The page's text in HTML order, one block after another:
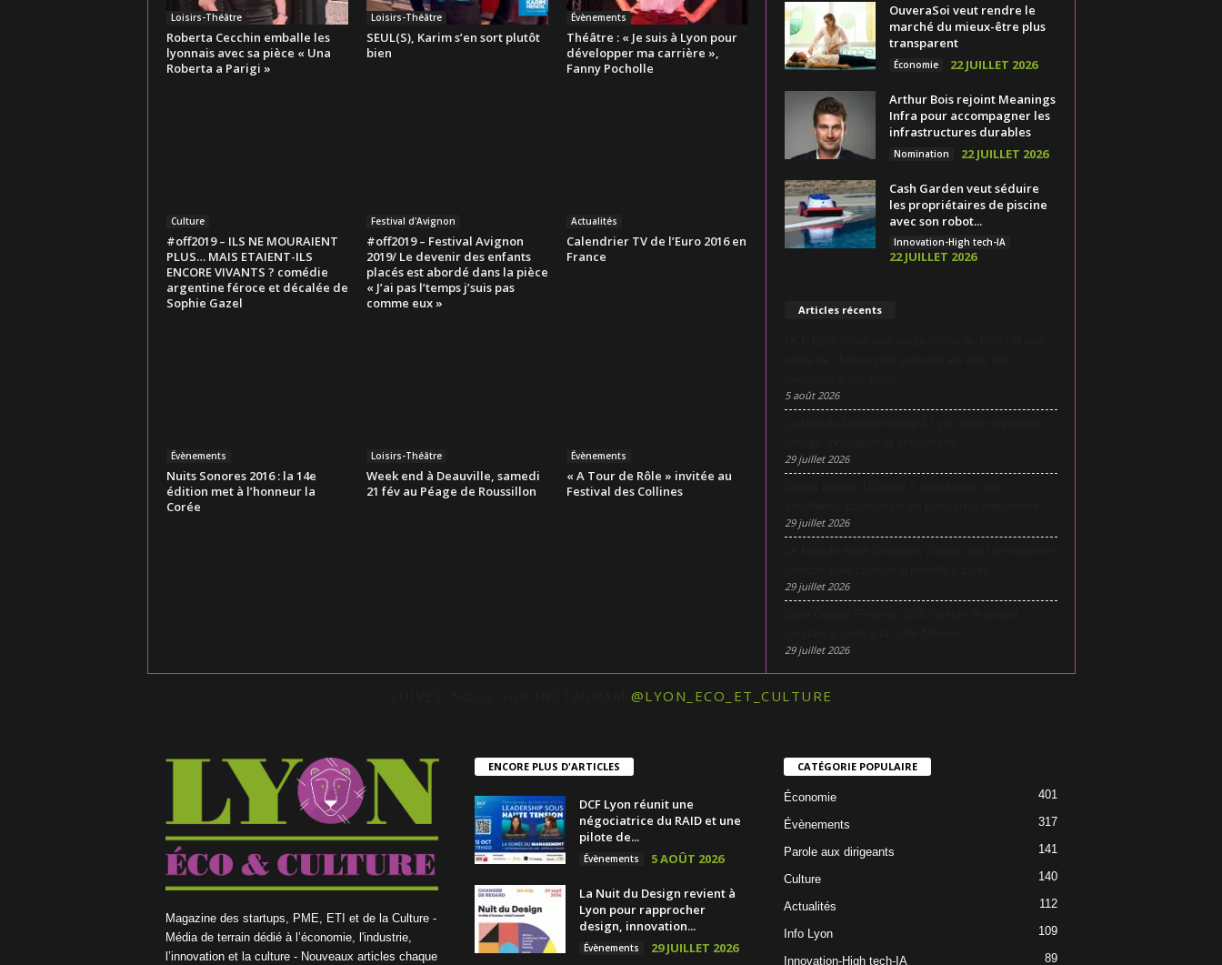
Loisirs-Théâtre
Roberta Cecchin emballe les
lyonnais avec sa pièce « Una
Roberta a Parigi »
Loisirs-Théâtre
SEUL(S), Karim s’en sort plutôt
bien
Évènements
Théâtre : « Je suis à Lyon pour
développer ma carrière »,
Fanny Pocholle
Culture
#off2019 – ILS NE MOURAIENT
PLUS… MAIS ETAIENT-ILS
ENCORE VIVANTS ? comédie
argentine féroce et décalée de
Sophie Gazel
Festival d'Avignon
#off2019 – Festival Avignon
2019/ Le devenir des enfants
placés est abordé dans la pièce
« J’ai pas l’temps j’suis pas
comme eux »
Actualités
Calendrier TV de l’Euro 2016 en
France
Évènements
Nuits Sonores 2016 : la 14e
édition met à l’honneur la
Corée
Loisirs-Théâtre
Week end à Deauville, samedi
21 fév au Péage de Roussillon
Évènements
« A Tour de Rôle » invitée au
Festival des Collines
OuveraSoi veut rendre le
marché du mieux-être plus
transparent
Économie 22 JUILLET 2026
Arthur Bois rejoint Meanings
Infra pour accompagner les
infrastructures durables
Nomination 22 JUILLET 2026
Cash Garden veut séduire
les propriétaires de piscine
avec son robot...
Innovation-High tech-IA
22 JUILLET 2026
Articles récents
5 août 2026
29 juillet 2026
29 juillet 2026
29 juillet 2026
29 juillet 2026
@LYON_ECO_ET_CULTURE
Magazine des startups, PME, ETI et de la Culture -
Média de terrain dédié à l’économie, l'industrie,
l’innovation et la culture - Nouveaux articles chaque
ENCORE PLUS D'ARTICLES
DCF Lyon réunit une
négociatrice du RAID et une
pilote de...
Évènements 5 AOÛT 2026
La Nuit du Design revient à
Lyon pour rapprocher
design, innovation...
Évènements 29 JUILLET 2026
CATÉGORIE POPULAIRE
Économie 401
Évènements 317
Parole aux dirigeants 141
Culture 140
Actualités 112
Info Lyon 109
Innovation-High tech-IA 89